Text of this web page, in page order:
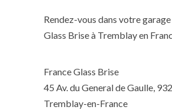
Rendez-vous dans votre
Glass Brise à Tremblay en
France Glass Brise
45 Av. du General de Gaulle,
Tremblay-en-France